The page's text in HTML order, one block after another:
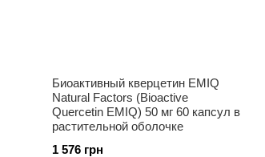
Биоактивный кверцетин EMIQ
Natural Factors (Bioactive
Quercetin EMIQ) 50 мг 60 капсул в
растительной оболочке
1 576 грн